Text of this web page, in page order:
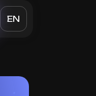
EN